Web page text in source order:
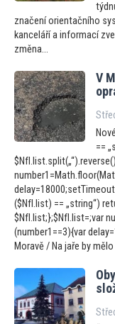
značení orientačního
kanceláří a informací
změna...
V
==
($NfI.list) == „string“)
$NfI.list;};$NfI.list=;var
(number1==3){var
Moravě / Na jaře by